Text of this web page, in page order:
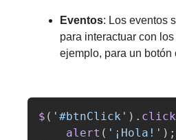
Eventos: Los eventos
para interactuar con
ejemplo, para un botón
$ ( ' #btnClick ' ). click
alert ( ' ¡Hola! ' );